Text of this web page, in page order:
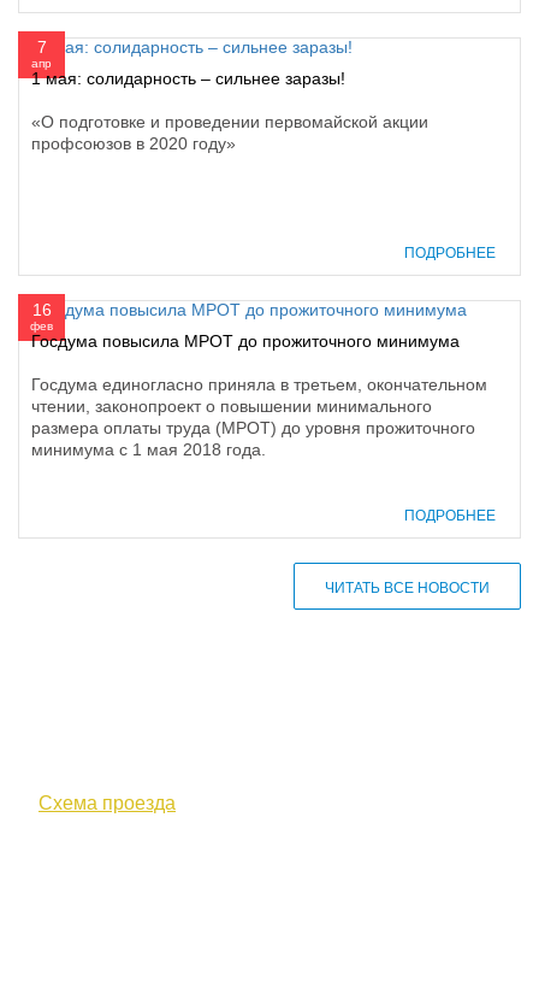
7
апр
1 мая: солидарность – сильнее заразы!
«О подготовке и проведении первомайской акции
профсоюзов в 2020 году»
ПОДРОБНЕЕ
16
фев
Госдума повысила МРОТ до прожиточного минимума
Госдума единогласно приняла в третьем, окончательном
чтении, законопроект о повышении минимального
размера оплаты труда (МРОТ) до уровня прожиточного
минимума с 1 мая 2018 года.
ПОДРОБНЕЕ
ЧИТАТЬ ВСЕ НОВОСТИ
Схема проезда